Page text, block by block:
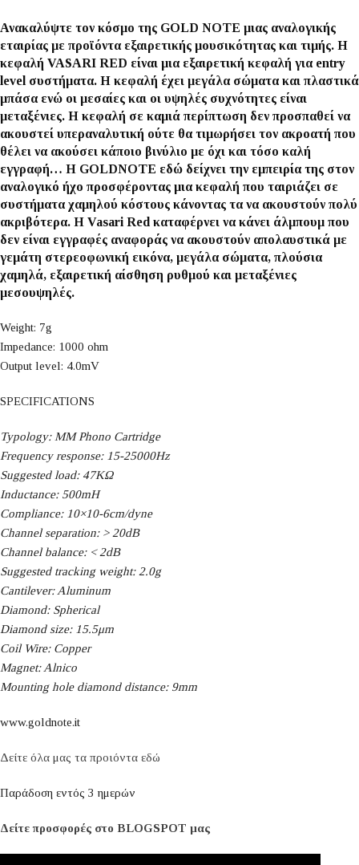
Ανακαλύψτε τον κόσμο της GOLD NOTE μιας αναλογικής
εταιρίας με προϊόντα εξαιρετικής μουσικότητας και τιμής. Η
κεφαλή VASARI RED είναι μια εξαιρετική κεφαλή για entry
level συστήματα. Η κεφαλή έχει μεγάλα σώματα και πλαστικά
μπάσα ενώ οι μεσαίες και οι υψηλές συχνότητες είναι
μεταξένιες. Η κεφαλή σε καμιά περίπτωση δεν προσπαθεί να
ακουστεί υπεραναλυτική ούτε θα τιμωρήσει τον ακροατή που
θέλει να ακούσει κάποιο βινύλιο με όχι και τόσο καλή
εγγραφή… Η GOLDNOTE εδώ δείχνει την εμπειρία της στον
αναλογικό ήχο προσφέροντας μια κεφαλή που ταιριάζει σε
συστήματα χαμηλού κόστους κάνοντας τα να ακουστούν πολύ
ακριβότερα. Η Vasari Red καταφέρνει να κάνει άλμπουμ που
δεν είναι εγγραφές αναφοράς να ακουστούν απολαυστικά με
γεμάτη στερεοφωνική εικόνα, μεγάλα σώματα, πλούσια
χαμηλά, εξαιρετική αίσθηση ρυθμού και μεταξένιες
μεσουψηλές.
Weight: 7g
Impedance: 1000 ohm
Output level: 4.0mV
SPECIFICATIONS
Typology: MM Phono Cartridge
Frequency response: 15-25000Hz
Suggested load: 47KΩ
Inductance: 500mH
Compliance: 10×10-6cm/dyne
Channel separation: > 20dB
Channel balance: < 2dB
Suggested tracking weight: 2.0g
Cantilever: Aluminum
Diamond: Spherical
Diamond size: 15.5μm
Coil Wire: Copper
Magnet: Alnico
Mounting hole diamond distance: 9mm
www.goldnote.it
Δείτε όλα μας τα προιόντα εδώ
Παράδοση εντός 3 ημερών
Δείτε προσφορές στο BLOGSPOT μας